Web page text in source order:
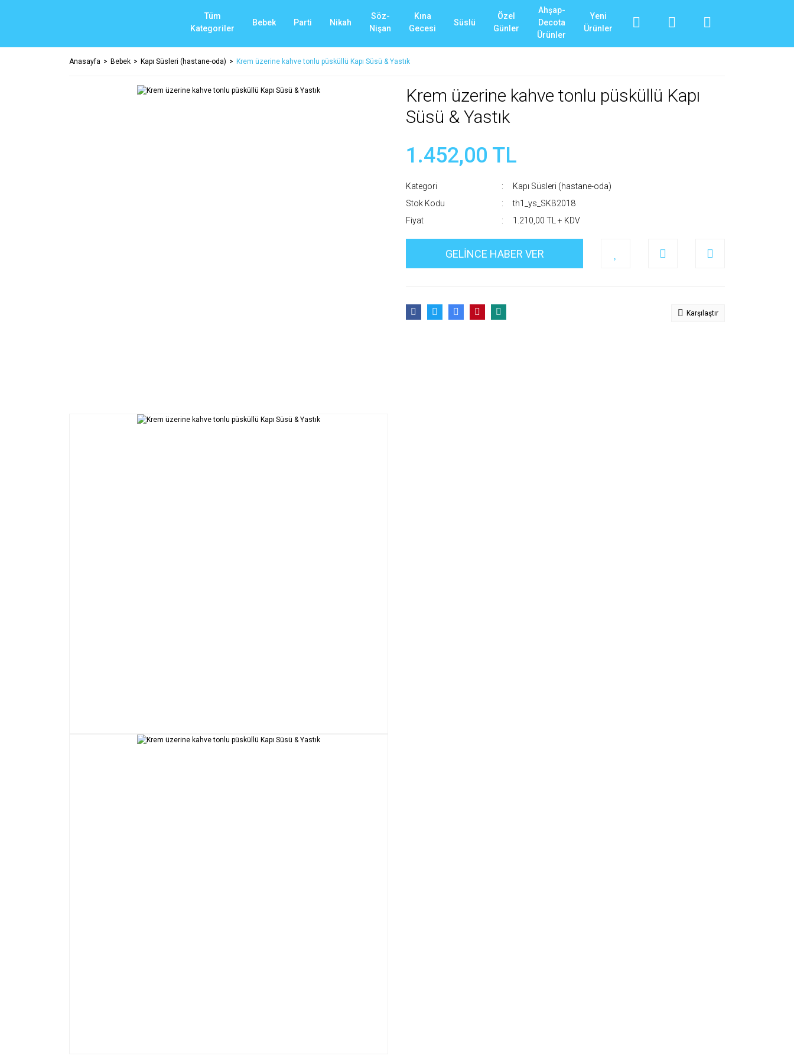
Tüm
Kategoriler
Bebek Parti Nikah
Söz-
Nişan
Kına
Gecesi
Süslü
Özel
Günler
Ahşap-
Decota
Ürünler
Yeni
Ürünler
Anasayfa Bebek Kapı Süsleri (hastane-oda) Krem üzerine kahve tonlu püsküllü Kapı Süsü & Yastık
Krem üzerine kahve tonlu püsküllü Kapı
Süsü & Yastık
1.452,00 TL
Kategori
Kapı Süsleri (hastane-oda)
Stok Kodu
th1_ys_SKB2018
Fiyat
1.210,00 TL + KDV
GELİNCE HABER VER
Karşılaştır